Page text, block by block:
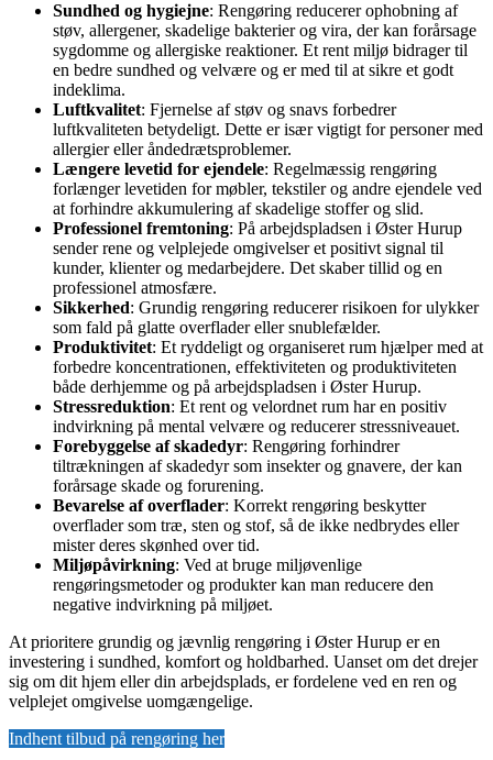
Sundhed og hygiejne: Rengøring reducerer ophobning af
støv, allergener, skadelige bakterier og vira, der kan forårsage
sygdomme og allergiske reaktioner. Et rent miljø bidrager til
en bedre sundhed og velvære og er med til at sikre et godt
indeklima.
Luftkvalitet: Fjernelse af støv og snavs forbedrer
luftkvaliteten betydeligt. Dette er især vigtigt for personer med
allergier eller åndedrætsproblemer.
Længere levetid for ejendele: Regelmæssig rengøring
forlænger levetiden for møbler, tekstiler og andre ejendele ved
at forhindre akkumulering af skadelige stoffer og slid.
Professionel fremtoning: På arbejdspladsen i Øster Hurup
sender rene og velplejede omgivelser et positivt signal til
kunder, klienter og medarbejdere. Det skaber tillid og en
professionel atmosfære.
Sikkerhed: Grundig rengøring reducerer risikoen for ulykker
som fald på glatte overflader eller snublefælder.
Produktivitet: Et ryddeligt og organiseret rum hjælper med at
forbedre koncentrationen, effektiviteten og produktiviteten
både derhjemme og på arbejdspladsen i Øster Hurup.
Stressreduktion: Et rent og velordnet rum har en positiv
indvirkning på mental velvære og reducerer stressniveauet.
Forebyggelse af skadedyr: Rengøring forhindrer
tiltrækningen af skadedyr som insekter og gnavere, der kan
forårsage skade og forurening.
Bevarelse af overflader: Korrekt rengøring beskytter
overflader som træ, sten og stof, så de ikke nedbrydes eller
mister deres skønhed over tid.
Miljøpåvirkning: Ved at bruge miljøvenlige
rengøringsmetoder og produkter kan man reducere den
negative indvirkning på miljøet.
At prioritere grundig og jævnlig rengøring i Øster Hurup er en
investering i sundhed, komfort og holdbarhed. Uanset om det drejer
sig om dit hjem eller din arbejdsplads, er fordelene ved en ren og
velplejet omgivelse uomgængelige.
Indhent tilbud på rengøring her